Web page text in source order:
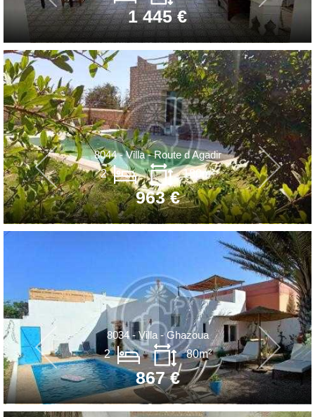
1 445 €
8044 - Villa - Route d Agadir
2
180m²
963 €
8034 - Villa - Ghazoua
2
80m²
867 €